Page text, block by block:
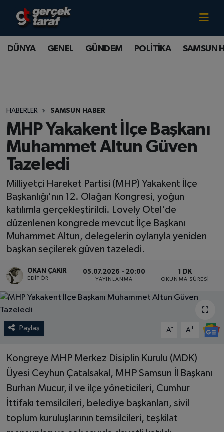
DÜNYA GENEL GÜNDEM POLİTİKA SAMSUN
HABERLER SAMSUN HABER
MHP Yakakent İlçe Başkanı
Muhammet Altun Güven
Tazeledi
Milliyetçi Hareket Partisi (MHP) Yakakent İlçe
Başkanlığı'nın 12. Olağan Kongresi, yoğun
katılımla gerçekleştirildi. Lovely Otel'de
düzenlenen kongrede mevcut İlçe Başkanı
Muhammet Altun, delegelerin oylarıyla yeniden
başkan seçilerek güven tazeledi.
OKAN ÇAKIR
EDITÖR
05.07.2026 - 20:00
YAYINLANMA
1 DK
OKUNMA SÜRESI
Paylaş A- A+
Kongreye MHP Merkez Disiplin Kurulu (MDK)
Üyesi Ceyhun Çatalsakal, MHP Samsun İl Başkanı
Burhan Mucur, il ve ilçe yöneticileri, Cumhur
İttifakı temsilcileri, belediye başkanları, sivil
toplum kuruluşlarının temsilcileri, teşkilat
Canlı TV İzle
DÜNYA
POLİTİKA
SAMSUN HABER
SAMSUNSPOR
SAĞLIK
TEKNOLOJİ
EKONOMİ
TEKNOLOJİ
YAŞAM
Samsun Nöbetçi Eczaneler
Samsun Trafik Yoğunluk Haritası
Süper Lig Puan Durumu ve Fikstür
Tüm Manşetler
Son Dakika Haberleri
Haber Arşivi